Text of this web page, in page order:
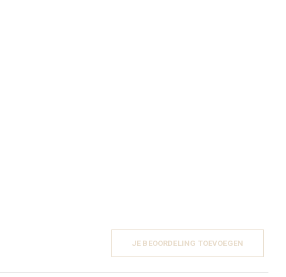
JE BEOORDELING TOEVOEGEN